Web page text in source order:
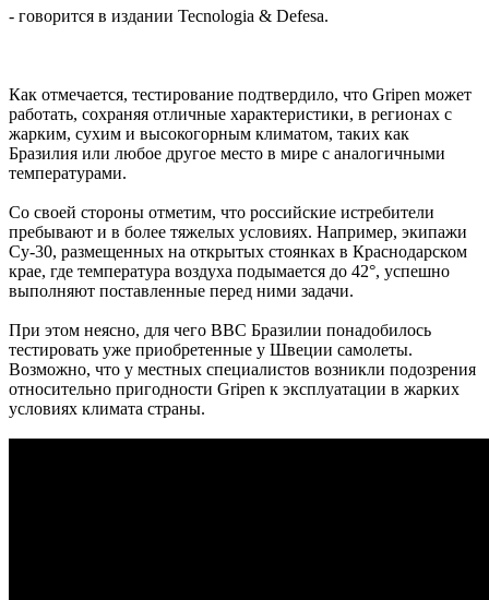
- говорится в издании Tecnologia & Defesa.
Как отмечается, тестирование подтвердило, что Gripen может
работать, сохраняя отличные характеристики, в регионах с
жарким, сухим и высокогорным климатом, таких как
Бразилия или любое другое место в мире с аналогичными
температурами.
Со своей стороны отметим, что российские истребители
пребывают и в более тяжелых условиях. Например, экипажи
Су-30, размещенных на открытых стоянках в Краснодарском
крае, где температура воздуха подымается до 42°, успешно
выполняют поставленные перед ними задачи.
При этом неясно, для чего ВВС Бразилии понадобилось
тестировать уже приобретенные у Швеции самолеты.
Возможно, что у местных специалистов возникли подозрения
относительно пригодности Gripen к эксплуатации в жарких
условиях климата страны.